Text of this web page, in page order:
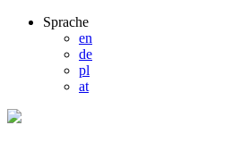
Sprache
en
de
pl
at